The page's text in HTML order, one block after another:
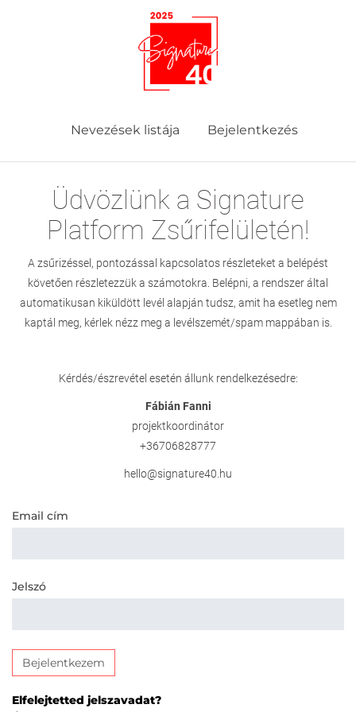
Nevezések listája Bejelentkezés
Üdvözlünk a Signature
Platform Zsűrifelületén!
A zsűrizéssel, pontozással kapcsolatos részleteket a belépést
követően részletezzük a számotokra. Belépni, a rendszer által
automatikusan kiküldött levél alapján tudsz, amit ha esetleg nem
kaptál meg, kérlek nézz meg a levélszemét/spam mappában is.
Kérdés/észrevétel esetén állunk rendelkezésedre:
Fábián Fanni
projektkoordinátor
+36706828777
hello@signature40.hu
Email cím
Jelszó
Bejelentkezem
Elfelejtetted jelszavadat?